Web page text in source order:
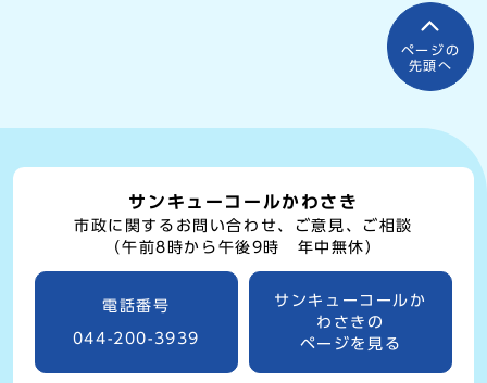
ページの
先頭へ
サンキューコールかわさき
市政に関するお問い合わせ、ご意見、ご相談
（午前8時から午後9時 年中無休）
電話番号
044-200-3939
サンキューコールか
わさきの
ページを見る